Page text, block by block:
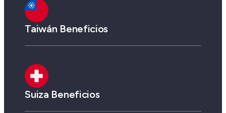
Taiwán Beneficios
Suiza Beneficios